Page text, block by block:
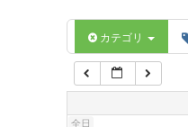
カテゴリ
全日
6:00 AM
7:00 AM